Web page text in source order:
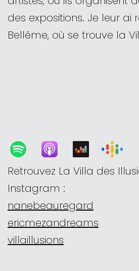
des expositions. Je leur ai
Bellême, où se trouve la
Retrouvez La Villa des
Instagram :
nanebeauregard
ericmezandreams
villaillusions